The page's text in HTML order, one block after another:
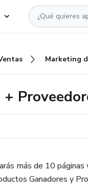
Marketing
más de 10
Ganadores y